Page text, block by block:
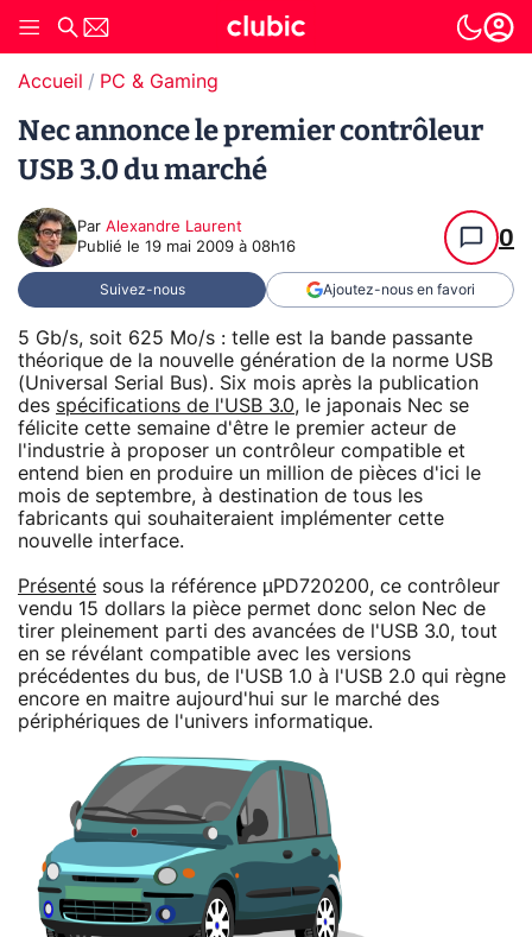
Accueil PC & Gaming
Nec annonce le premier contrôleur
USB 3.0 du marché
Par Alexandre Laurent
Publié le 19 mai 2009 à 08h16 0
Suivez-nous Ajoutez-nous en favori
5 Gb/s, soit 625 Mo/s : telle est la bande passante
théorique de la nouvelle génération de la norme USB
(Universal Serial Bus). Six mois après la publication
des spécifications de l'USB 3.0, le japonais Nec se
félicite cette semaine d'être le premier acteur de
l'industrie à proposer un contrôleur compatible et
entend bien en produire un million de pièces d'ici le
mois de septembre, à destination de tous les
fabricants qui souhaiteraient implémenter cette
nouvelle interface.
Présenté sous la référence µPD720200, ce contrôleur
vendu 15 dollars la pièce permet donc selon Nec de
tirer pleinement parti des avancées de l'USB 3.0, tout
en se révélant compatible avec les versions
précédentes du bus, de l'USB 1.0 à l'USB 2.0 qui règne
encore en maitre aujourd'hui sur le marché des
périphériques de l'univers informatique.